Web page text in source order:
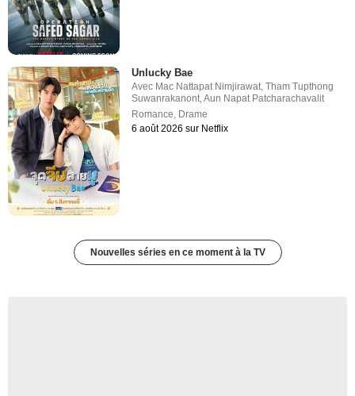
Unlucky Bae
Avec Mac Nattapat Nimjirawat,Tham Tupthong
Suwanrakanont,Aun Napat Patcharachavalit
Romance, Drame
6 août 2026 sur Netflix
Nouvelles séries en ce moment à la TV